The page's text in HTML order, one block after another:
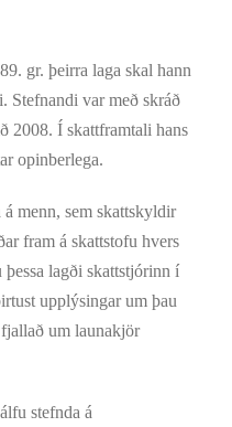
gr. þeirra laga skal hann
Stefnandi var með skráð
2008. Í skattframtali hans
opinberlega.
menn, sem skattskyldir
fram á skattstofu hvers
lagði skattstjórinn í
upplýsingar um þau
um launakjör
stefnda á